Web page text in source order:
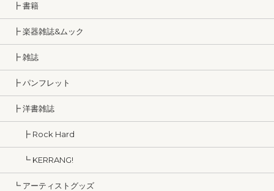
┣ 書籍
┣ 楽器雑誌&ムック
┣ 雑誌
┣ パンフレット
┣ 洋書雑誌
┣ Rock Hard
┗ KERRANG!
┗ アーティストグッズ